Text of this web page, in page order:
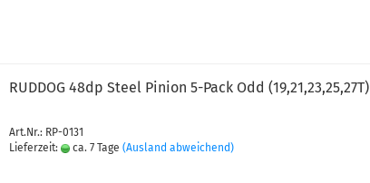
RUDDOG 48dp Steel Pinion 5-Pack Odd (19,21,23,25,27T)
Art.Nr.: RP-0131
Lieferzeit:
ca. 7 Tage (Ausland abweichend)